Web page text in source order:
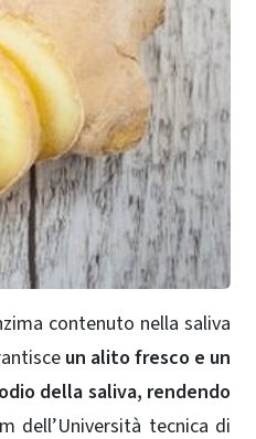
contenuto nella saliva
un alito fresco e un
della saliva, rendendo
dell’Università tecnica di